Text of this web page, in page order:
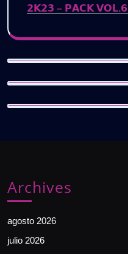
𝟮𝗞𝟮𝟯 – 𝗣𝗔𝗖𝗞
Archives
agosto 2026
julio 2026